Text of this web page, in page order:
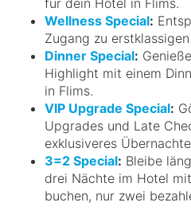
Wellness Special:
Zugang zu
Dinner Special:
Highlight mit einem
in Flims.
VIP Upgrade Special:
Upgrades und Late
exklusiveres
3=2 Special: Bleibe
drei Nächte im Hotel
buchen, nur zwei